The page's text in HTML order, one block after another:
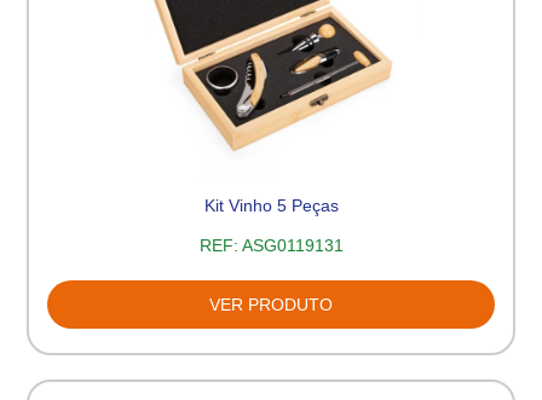
Kit Vinho 5 Peças
REF: ASG0119131
VER PRODUTO